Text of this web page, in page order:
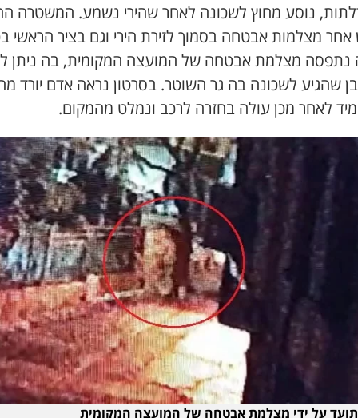
נוסע מחוץ לשכונה לאחר שהירי נשמע. המשטרה
מצלמות אבטחה בסמוך לזירת הירי וגם בציר הראשי
נתפסה מצלמת אבטחה של המועצה המקומית, בה ניתן
שהגיע לשכונה בה גר השוטר. בסרטון נראה אדם יורד
לאחר מכן עולה בחזרה לרכב ונמלט מהמקום.
תועד על ידי מצלמת אבטחה של המועצה המקומית